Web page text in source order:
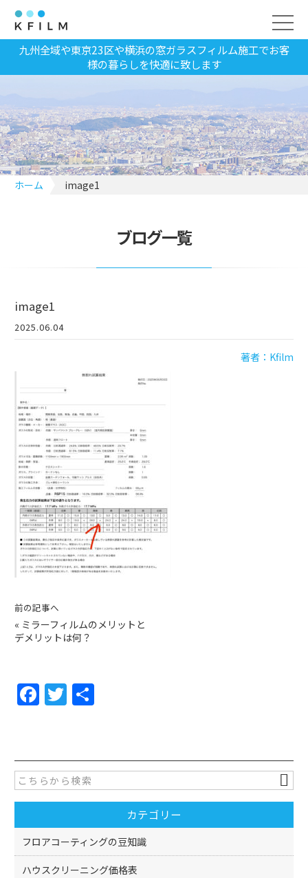
九州全域や東京23区や横浜の窓ガラスフィルム施工でお客
様の暮らしを快適に致します
ホーム image1
ブログ一覧
image1
2025.06.04
著者：Kfilm
前の記事へ
« ミラーフィルムのメリットと
デメリットは何？
F
a
e
b
o
o
k
T
w
er
カテゴリー
フロアコーティングの豆知識
ハウスクリーニング価格表